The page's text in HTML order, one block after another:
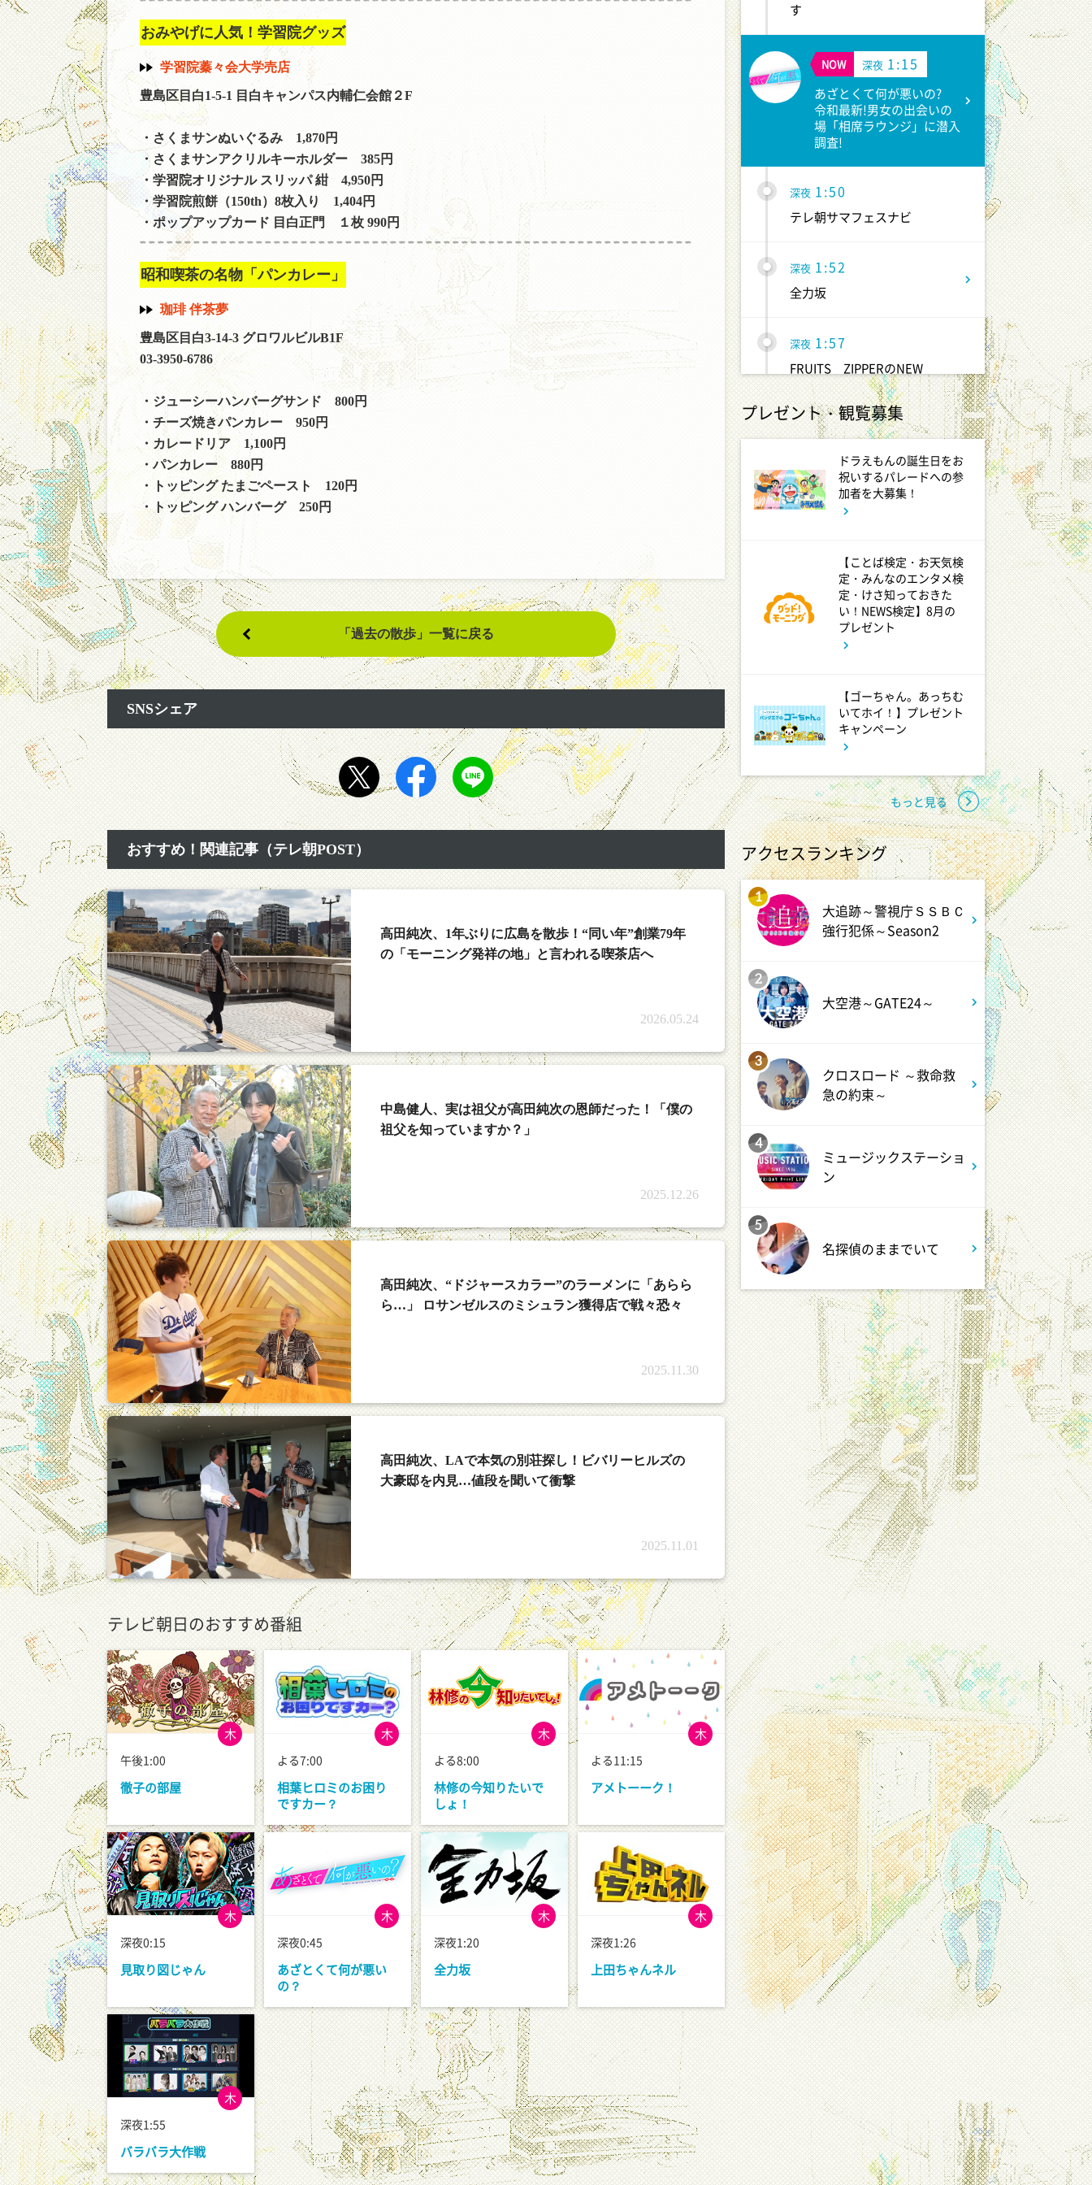
おみやげに人気！学習院グッズ
学習院蓁々会大学売店
豊島区目白1-5-1 目白キャンパス内輔仁会館２F
・さくまサンぬいぐるみ 1,870円
・さくまサンアクリルキーホルダー 385円
・学習院オリジナル スリッパ 紺 4,950円
・学習院煎餅（150th）8枚入り 1,404円
・ポップアップカード 目白正門 １枚 990円
昭和喫茶の名物「パンカレー」
珈琲 伴茶夢
豊島区目白3-14-3 グロワルビルB1F
03-3950-6786
・ジューシーハンバーグサンド 800円
・チーズ焼きパンカレー 950円
・カレードリア 1,100円
・パンカレー 880円
・トッピング たまごペースト 120円
・トッピング ハンバーグ 250円
「過去の散歩」一覧に戻る
SNSシェア
おすすめ！関連記事（テレ朝POST）
高田純次、1年ぶりに広島を散歩！“同い年”創業79年
の「モーニング発祥の地」と言われる喫茶店へ
2026.05.24
中島健人、実は祖父が高田純次の恩師だった！「僕の
祖父を知っていますか？」
2025.12.26
高田純次、“ドジャースカラー”のラーメンに「あらら
ら…」 ロサンゼルスのミシュラン獲得店で戦々恐々
2025.11.30
高田純次、LAで本気の別荘探し！ビバリーヒルズの
大豪邸を内見…値段を聞いて衝撃
2025.11.01
テレビ朝日のおすすめ番組
木
午後1:00
徹子の部屋
木
よる7:00
相葉ヒロミのお困り
ですカー？
木
よる8:00
林修の今知りたいで
しょ！
木
よる11:15
アメトーーク！
木
深夜0:15
見取り図じゃん
木
深夜0:45
あざとくて何が悪い
の？
木
深夜1:20
全力坂
木
深夜1:26
上田ちゃんネル
木
深夜1:55
バラバラ大作戦
す
NOW 深夜 1:15
あざとくて何が悪いの?
令和最新!男女の出会いの
場「相席ラウンジ」に潜入
調査!
深夜 1:50
テレ朝サマフェスナビ
深夜 1:52
全力坂
深夜 1:57
FRUITS ZIPPERのNEW
KAWAIIってしてよ?
深夜 2:27
サクラミーツ 【強烈キャラ登
場】コロチキコント&オンリー
ワンミーツ完結編!!
EBiDAN熱中!朝までBUDDiiS
深夜 3:17
ドンデコルテ銀次と弱者たちの
深夜 3:37
バスケW杯まであと1年 あの
歓喜をもう一度
深夜 3:45
ショッピングなう
プレゼント・観覧募集
ドラえもんの誕生日をお
祝いするパレードへの参
加者を大募集！
【ことば検定・お天気検
定・みんなのエンタメ検
定・けさ知っておきた
い！NEWS検定】8月の
プレゼント
【ゴーちゃん。あっちむ
いてホイ！】プレゼント
キャンペーン
もっと見る
アクセスランキング
1
大追跡～警視庁ＳＳＢＣ
強行犯係～Season2
2
大空港～GATE24～
3
クロスロード ～救命救
急の約束～
4
ミュージックステーショ
ン
5
名探偵のままでいて